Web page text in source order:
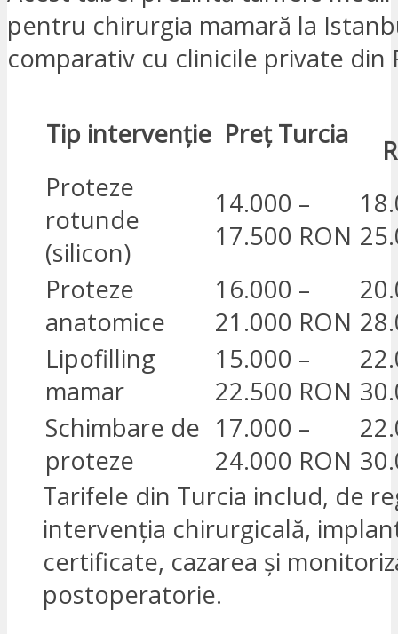
pentru chirurgia mamară la
comparativ cu clinicile private din
Tip intervenție Preț Turcia
Proteze
rotunde
(silicon)
14.000 –
17.500 RON
Proteze
anatomice
16.000 –
21.000 RON
Lipofilling
mamar
15.000 –
22.500 RON
Schimbare de
proteze
17.000 –
24.000 RON
Tarifele din Turcia includ, de
intervenția chirurgicală,
certificate, cazarea și
postoperatorie.